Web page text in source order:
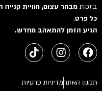
בזכותמבחר עצום, חוויית קנייה
כל פרט.
הגיע הזמן להתאהב מחדש.
תקנון האתרמדיניות פרטיות